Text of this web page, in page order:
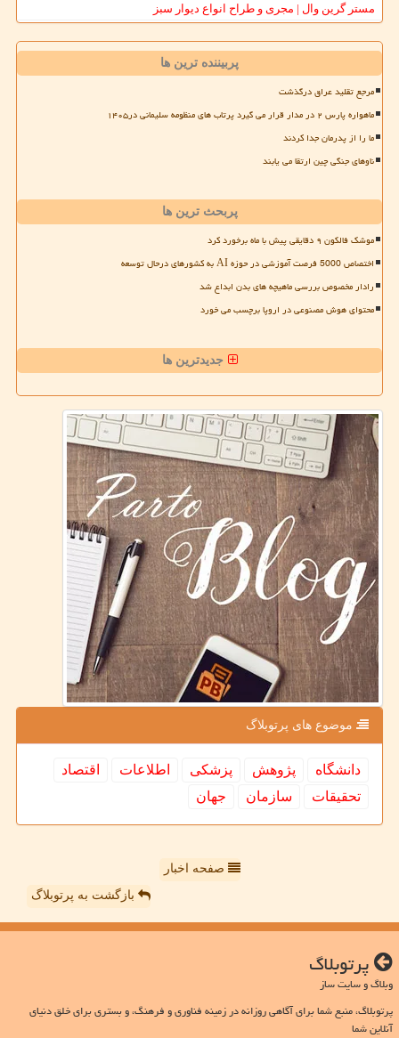
مستر گرین وال | مجری و طراح انواع دیوار سبز
پربیننده ترین ها
مرجع تقلید عراق درگذشت
ماهواره پارس ۲ در مدار قرار می گیرد پرتاب های منظومه سلیمانی در۱۴۰۵
ما را از پدرمان جدا کردند
ناوهای جنگی چین ارتقا می یابند
پربحث ترین ها
موشک فالکون ۹ دقایقی پیش با ماه برخورد کرد
اختصاص 5000 فرصت آموزشی در حوزه AI به کشورهای درحال توسعه
رادار مخصوص بررسی ماهیچه های بدن ابداع شد
محتوای هوش مصنوعی در اروپا برچسب می خورد
جدیدترین ها
موضوع های پرتوبلاگ
دانشگاه پژوهش پزشكی اطلاعات
اقتصاد
تحقیقات
سازمان جهان
صفحه اخبار
بازگشت به پرتوبلاگ
پرتوبلاگ
وبلاگ و سایت ساز
پرتوبلاگ، منبع شما برای آگاهی روزانه در زمینه فناوری و فرهنگ، و بستری برای خلق دنیای
آنلاین شما